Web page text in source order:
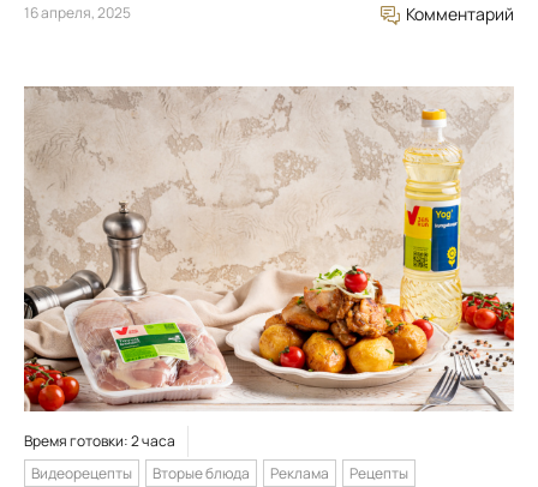
16 апреля, 2025 Комментарий
Время готовки: 2 часа
Видеорецепты
Вторые блюда Реклама Рецепты